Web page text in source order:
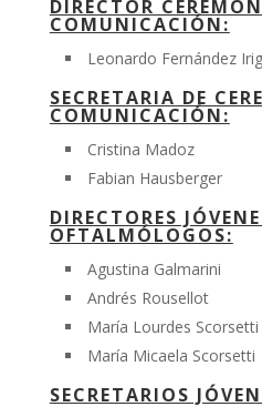
DIRECTOR
COMUNICACIÓN:
Leonardo Fernández
SECRETARIA DE
COMUNICACIÓN:
Cristina Madoz
Fabian Hausberger
DIRECTORES
OFTALMÓLOGOS:
Agustina Galmarini
Andrés Rousellot
María Lourdes Scorsetti
María Micaela Scorsetti
SECRETARIOS